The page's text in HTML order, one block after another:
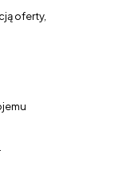
oferty,